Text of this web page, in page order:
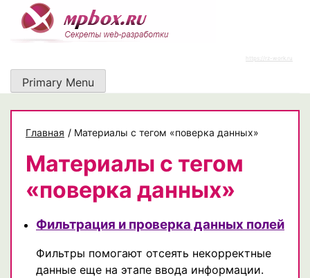
content
https://rz-work.ru
Primary Menu
Главная / Материалы с тегом «поверка данных»
Материалы с тегом
«поверка данных»
Фильтрация и проверка данных полей
Фильтры помогают отсеять некорректные
данные еще на этапе ввода информации.